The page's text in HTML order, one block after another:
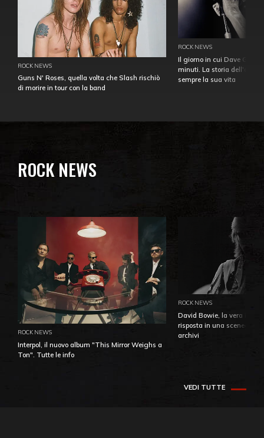
ROCK NEWS
Guns N' Roses, quella volta che Slash rischiò
di morire in tour con la band
ROCK NEWS
Il giorno in cui Dave
minuti. La storia
sempre la sua vita
ROCK NEWS
ROCK NEWS
Interpol, il nuovo album "This Mirror Weighs a
Ton". Tutte le info
ROCK NEWS
David Bowie, la vera
risposta in una
archivi
VEDI TUTTE